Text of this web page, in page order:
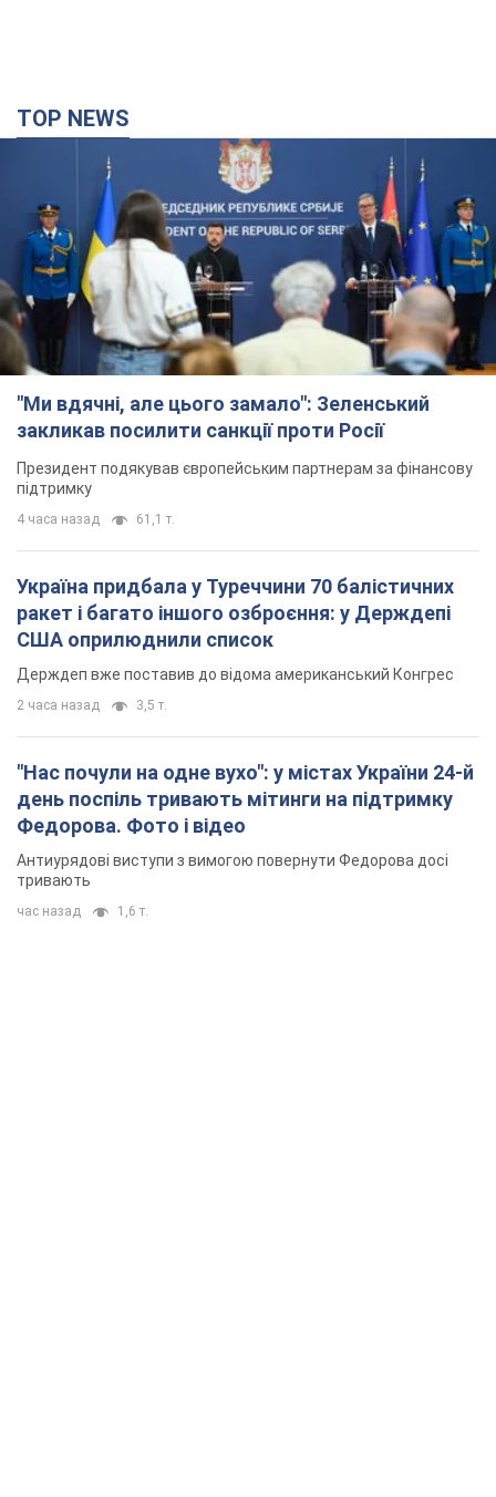
TOP NEWS
"Ми вдячні, але цього замало": Зеленський
закликав посилити санкції проти Росії
Президент подякував європейським партнерам за фінансову
підтримку
4 часа назад 61,1 т.
Україна придбала у Туреччини 70 балістичних
ракет і багато іншого озброєння: у Держдепі
США оприлюднили список
Держдеп вже поставив до відома американський Конгрес
2 часа назад 3,5 т.
"Нас почули на одне вухо": у містах України 24-й
день поспіль тривають мітинги на підтримку
Федорова. Фото і відео
Антиурядові виступи з вимогою повернути Федорова досі
тривають
час назад 1,6 т.